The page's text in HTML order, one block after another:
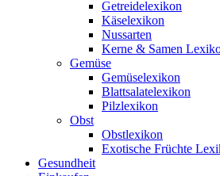
Getreidelexikon
Käselexikon
Nussarten
Kerne & Samen
Gemüse
Gemüselexikon
Blattsalatelexikon
Pilzlexikon
Obst
Obstlexikon
Exotische Früchte
Gesundheit